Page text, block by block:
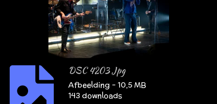
DSC 4203 Jpg
Afbeelding – 10,5 MB
143 downloads